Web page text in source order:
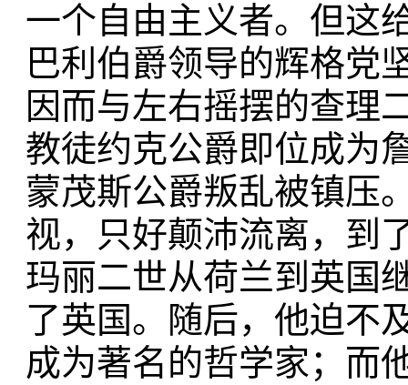
一个自由主义者。但这
巴利伯爵领导的辉格党
因而与左右摇摆的查理
教徒约克公爵即位成为
蒙茂斯公爵叛乱被镇压
视，只好颠沛流离，到
玛丽二世从荷兰到英国
了英国。随后，他迫不
成为著名的哲学家；而